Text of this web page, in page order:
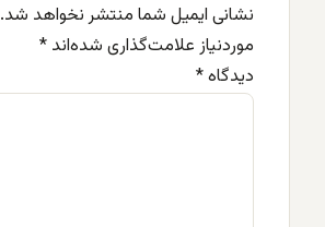
نشانی ایمیل شما منتشر نخواهد شد.
موردنیاز علامت‌گذاری شده‌اند *
دیدگاه*